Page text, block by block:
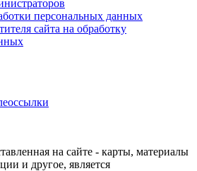
персональных данных
сайта на обработку
на сайте - карты, материалы
и другое, является